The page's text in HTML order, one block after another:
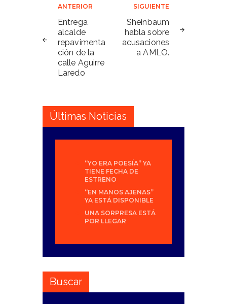
Navegación
de
entradas
ANTERIOR
Entrega
alcalde
repavimenta
ción de la
calle Aguirre
Laredo
SIGUIENTE
Sheinbaum
habla sobre
acusaciones
a AMLO.
Últimas Noticias
“YO ERA POESÍA” YA
TIENE FECHA DE
ESTRENO
“EN MANOS AJENAS”
YA ESTÁ DISPONIBLE
UNA SORPRESA ESTÁ
POR LLEGAR
Buscar